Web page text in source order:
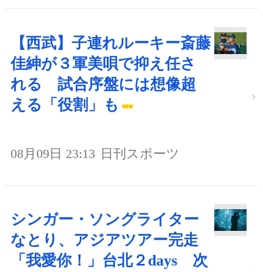
【西武】子連れルーキー斎藤
佳紳が３軍美唄で抑え任さ
れる 試合序盤には想像超
える「役割」も
08月09日 23:13 日刊スポーツ
シンガー・ソングライター
なとり、アジアツアー完走
「我愛你！」台北２days 次